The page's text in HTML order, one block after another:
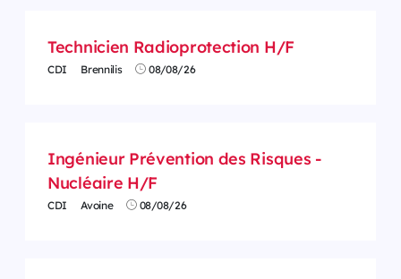
Technicien Radioprotection H/F
CDI Brennilis 08/08/26
Ingénieur Prévention des Risques -
Nucléaire H/F
CDI Avoine 08/08/26